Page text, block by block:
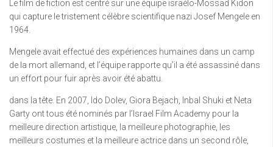
Le film de fiction est centré sur une équipe israélo-Mossad Kidon
qui capture le tristement célèbre scientifique nazi Josef Mengele en
1964.
Mengele avait effectué des expériences humaines dans un camp
de la mort allemand, et l’équipe rapporte qu’il a été assassiné dans
un effort pour fuir après avoir été abattu.
dans la tête. En 2007, Ido Dolev, Giora Bejach, Inbal Shuki et Neta
Garty ont tous été nominés par l’Israel Film Academy pour la
meilleure direction artistique, la meilleure photographie, les
meilleurs costumes et la meilleure actrice dans un second rôle,